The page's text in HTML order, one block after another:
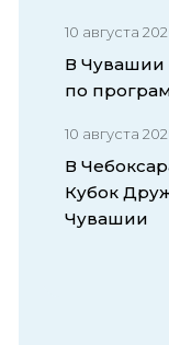
10 августа
В Чувашии
по
10 августа
В
Кубок
Чувашии